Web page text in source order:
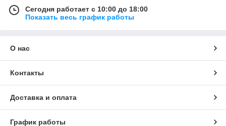
Сегодня работает с 10:00 до 18:00
Показать весь график работы
О нас
Контакты
Доставка и оплата
График работы